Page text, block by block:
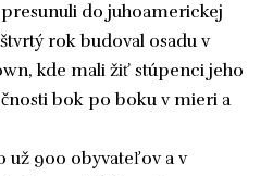
do juhoamerickej
rok budoval osadu v
kde mali žiť stúpenci jeho
bok po boku v mieri a
už 900 obyvateľov a v